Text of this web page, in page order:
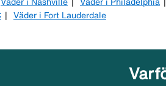
Väder i Nashville Väder i Philadelphia
Väder i Fort Lauderdale